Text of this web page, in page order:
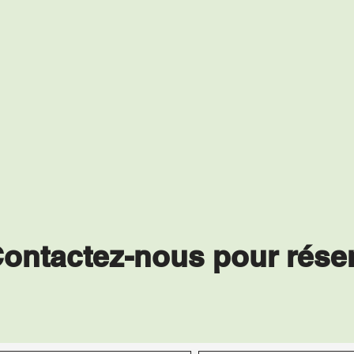
nous pour